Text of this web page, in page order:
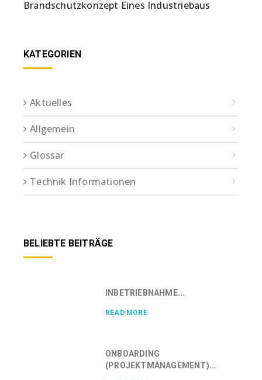
Brandschutzkonzept Eines Industriebaus
KATEGORIEN
Aktuelles
Allgemein
Glossar
Technik Informationen
BELIEBTE BEITRÄGE
INBETRIEBNAHME...
READ MORE
ONBOARDING
(PROJEKTMANAGEMENT)...